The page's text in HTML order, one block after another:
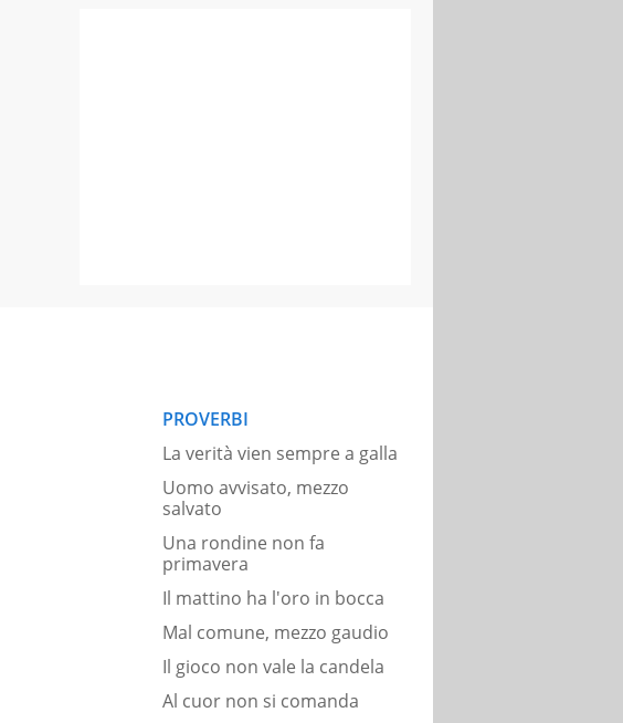
PROVERBI
La verità vien sempre a galla
Uomo avvisato, mezzo
salvato
Una rondine non fa
primavera
Il mattino ha l'oro in bocca
Mal comune, mezzo gaudio
Il gioco non vale la candela
Al cuor non si comanda